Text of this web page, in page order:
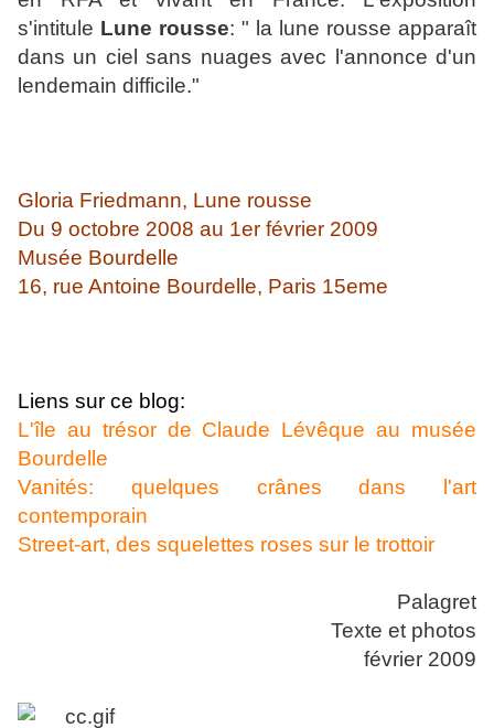
s'intitule Lune rousse: " la lune rousse apparaît
dans un ciel sans nuages avec l'annonce d'un
lendemain difficile."
Gloria Friedmann, Lune rousse
Du 9 octobre 2008 au 1er février 2009
Musée Bourdelle
16, rue Antoine Bourdelle, Paris 15eme
Liens sur ce blog:
L'île au trésor de Claude Lévêque au musée
Bourdelle
Vanités: quelques crânes dans l'art
contemporain
Street-art, des squelettes roses sur le trottoir
Palagret
Texte et photos
février 2009